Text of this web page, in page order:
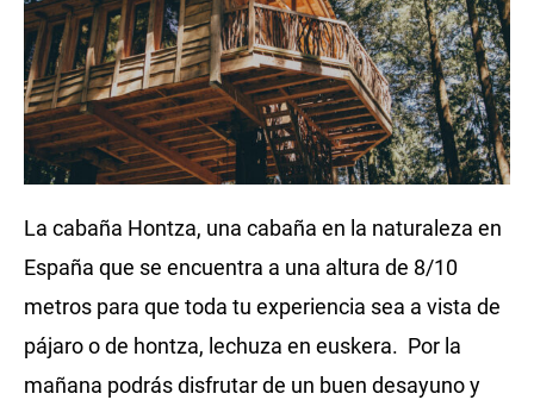
La cabaña Hontza, una cabaña en la naturaleza en
España que se encuentra a una altura de 8/10
metros para que toda tu experiencia sea a vista de
pájaro o de hontza, lechuza en euskera. Por la
mañana podrás disfrutar de un buen desayuno y